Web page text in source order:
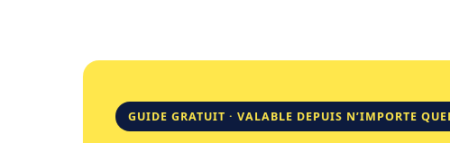
GUIDE GRATUIT · VALABLE DEPUIS N’IMPORTE